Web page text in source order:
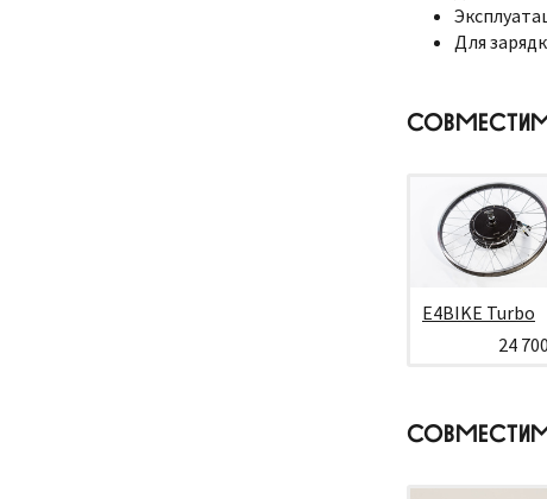
Для
E4BIKE Turbo
24